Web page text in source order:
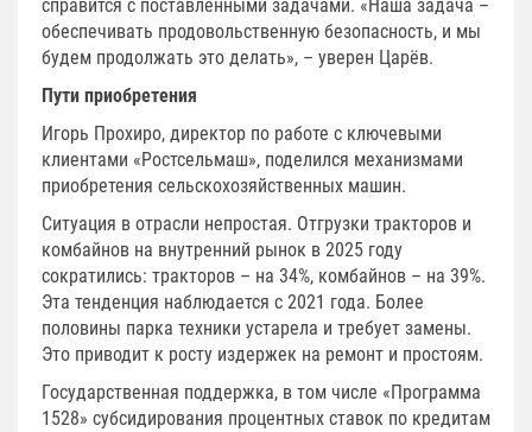
справится с поставленными задачами. «Наша задача –
обеспечивать продовольственную безопасность, и мы
будем продолжать это делать», – уверен Царёв.
Пути приобретения
Игорь Прохиро, директор по работе с ключевыми
клиентами «Ростсельмаш», поделился механизмами
приобретения сельскохозяйственных машин.
Ситуация в отрасли непростая. Отгрузки тракторов и
комбайнов на внутренний рынок в 2025 году
сократились: тракторов – на 34%, комбайнов – на 39%.
Эта тенденция наблюдается с 2021 года. Более
половины парка техники устарела и требует замены.
Это приводит к росту издержек на ремонт и простоям.
Государственная поддержка, в том числе «Программа
1528» субсидирования процентных ставок по кредитам